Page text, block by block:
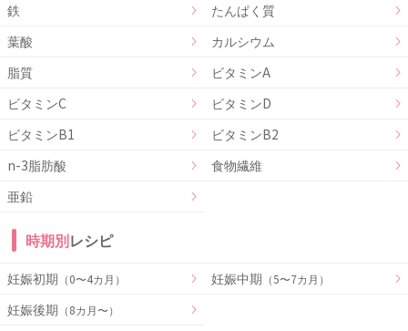
鉄
たんぱく質
葉酸
カルシウム
脂質
ビタミンA
ビタミンC
ビタミンD
ビタミンB1
ビタミンB2
n-3脂肪酸
食物繊維
亜鉛
時期別レシピ
妊娠初期 （0〜4カ月） 妊娠中期 （5〜7カ月）
妊娠後期 （8カ月〜）